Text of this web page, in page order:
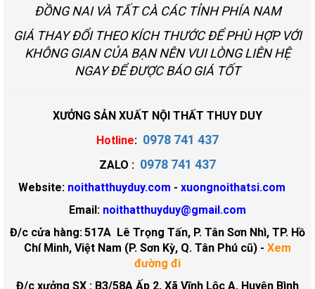
ĐỒNG NAI VÀ TẤT CÀ CÁC TỈNH PHÍA NAM
GIÁ THAY ĐỔI THEO KÍCH THƯỚC ĐỂ PHÙ HỢP VỚI
KHÔNG GIAN CỦA BẠN NÊN VUI LÒNG LIÊN HỆ
NGAY ĐỂ ĐƯỢC BÁO GIÁ TỐT
XƯỞNG SẢN XUẤT NỘI THẤT THUY DUY
Hotline: 0978 741 437
ZALO : 0978 741 437
Website: noithatthuyduy.com - xuongnoithatsi.com
Email: noithatthuyduy@gmail.com
Đ/c cửa hàng:517A Lê Trọng Tấn, P. Tân Sơn Nhì, TP. Hồ
Chí Minh, Việt Nam (P. Sơn Kỳ, Q. Tân Phú cũ) - Xem
đường đi
Đ/c xưởng SX : B3/58A Ấp 2, Xã Vĩnh Lộc A, Huyện Bình